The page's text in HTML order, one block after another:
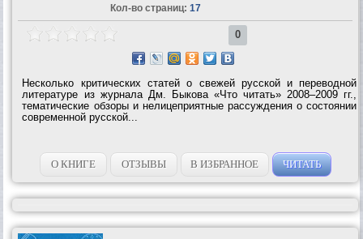
Кол-во страниц: 17
0
Несколько критических статей о свежей русской и переводной
литературе из журнала Дм. Быкова «Что читать» 2008–2009 гг.,
тематические обзоры и нелицеприятные рассуждения о состоянии
современной русской...
О КНИГЕ ОТЗЫВЫ В ИЗБРАННОЕ ЧИТАТЬ